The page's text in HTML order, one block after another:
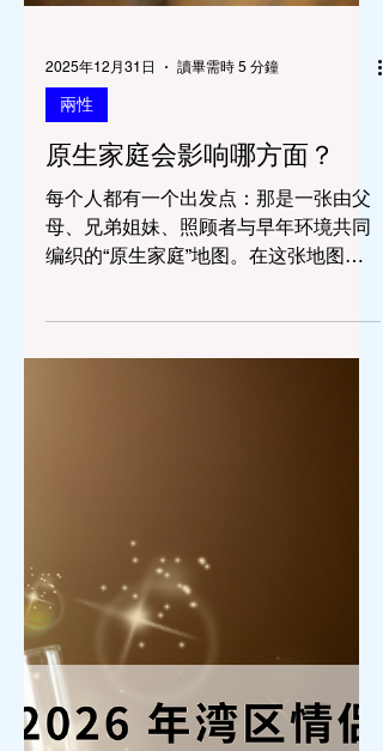
2025年12月31日 讀畢需時 5 分鐘
兩性
原生家庭会影响哪方面？
编织的“原生家庭”地图。在这张地图
正旧有模式，迈向更健康的成长轨迹。
一、什么是“原生家庭”？ “原生家庭”
（Family of Origin）指的是一个人在成
长过程中所依附并深受影响的家庭单
元。它不一定只是生物父母和亲生兄
弟，也可能是养父母、继父母、领养家
庭或寄养家庭──只要从小对你产生重大